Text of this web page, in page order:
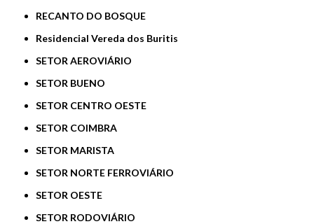
RECANTO DO BOSQUE
Residencial Vereda dos Buritis
SETOR AEROVIÁRIO
SETOR BUENO
SETOR CENTRO OESTE
SETOR COIMBRA
SETOR MARISTA
SETOR NORTE FERROVIÁRIO
SETOR OESTE
SETOR RODOVIÁRIO